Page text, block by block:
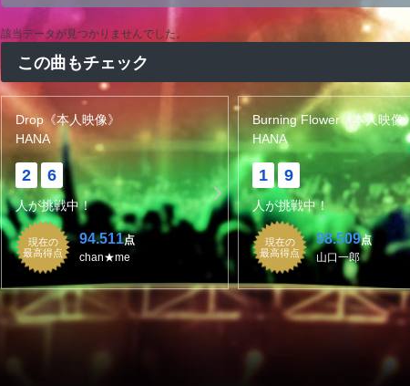
該当データが見つかりませんでした。
この曲もチェック
Drop《本人映像》
HANA
2 6
人が挑戦中！
現在の
最高得点
94.511点
chan★me
Burning Flower《本人映像》
HANA
1 9
人が挑戦中！
現在の
最高得点
98.509点
山口一郎